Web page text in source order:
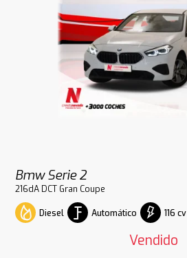
Bmw Serie 2
216dA DCT Gran Coupe
Diesel Automático 116 cv
Vendido